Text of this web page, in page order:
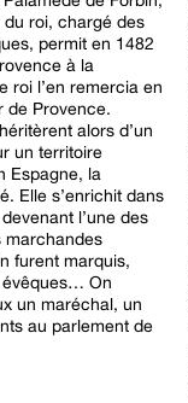
roi, chargé des
permit en 1482
à la
roi l’en remercia en
de Provence.
alors d’un
un territoire
Espagne, la
Elle s’enrichit dans
l’une des
marchandes
furent marquis,
évêques… On
un maréchal, un
au parlement de